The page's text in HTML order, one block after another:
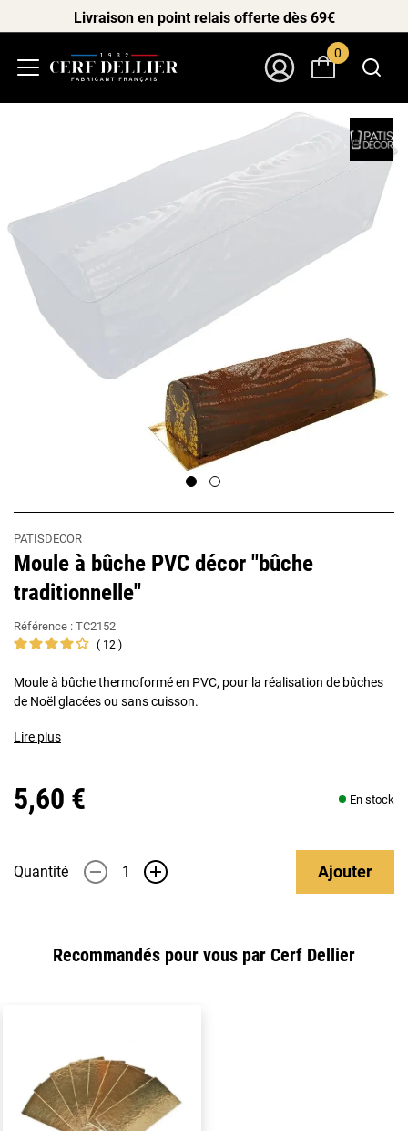
Livraison en point relais offerte dès 69€
0
PATISDECOR
Moule à bûche PVC décor "bûche
traditionnelle"
Référence : TC2152
12
Moule à bûche thermoformé en PVC, pour la réalisation de bûches
de Noël glacées ou sans cuisson.
Lire plus
5,60 € En stock
Quantité - + Ajouter
Recommandés pour vous par Cerf Dellier